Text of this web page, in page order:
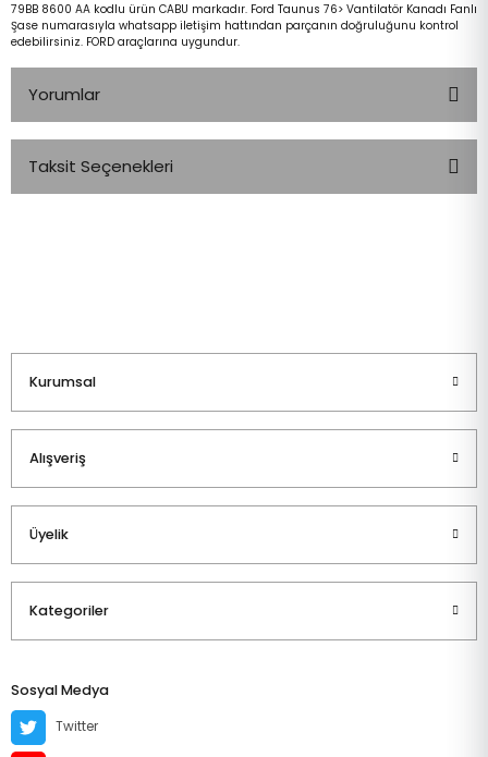
79BB 8600 AA kodlu ürün CABU markadır. Ford Taunus 76> Vantilatör Kanadı Fanlı
Şase numarasıyla whatsapp iletişim hattından parçanın doğruluğunu kontrol
edebilirsiniz. FORD araçlarına uygundur.
Yorumlar
Taksit Seçenekleri
Kurumsal
Alışveriş
Üyelik
Kategoriler
Sosyal Medya
Twitter